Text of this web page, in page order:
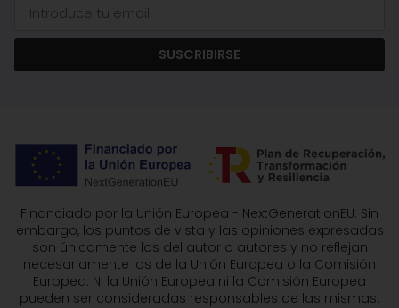
SUSCRIBIRSE
Financiado por la Unión Europea - NextGenerationEU. Sin
embargo, los puntos de vista y las opiniones expresadas
son únicamente los del autor o autores y no reflejan
necesariamente los de la Unión Europea o la Comisión
Europea. Ni la Unión Europea ni la Comisión Europea
pueden ser consideradas responsables de las mismas.